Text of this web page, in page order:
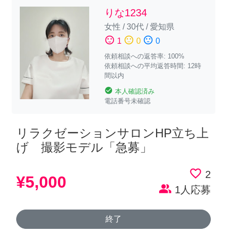
りな1234
女性 /30代/愛知県
sentiment_satisfied 1 sentiment_neutral 0 sentiment_dissatisfied 0
依頼相談への返答率: 100%
依頼相談への平均返答時間: 12時
間以内
check_circle 本人確認済み
電話番号未確認
リラクゼーションサロンHP立ち上
げ 撮影モデル「急募」
¥5,000 favorite_border 2
people_alt 1人応募
終了